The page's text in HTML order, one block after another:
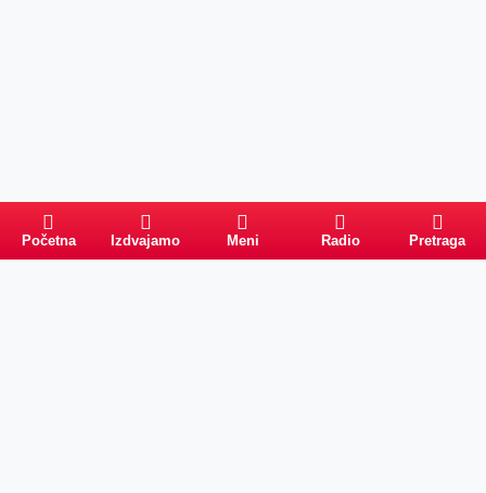
Početna Izdvajamo Meni Radio Pretraga